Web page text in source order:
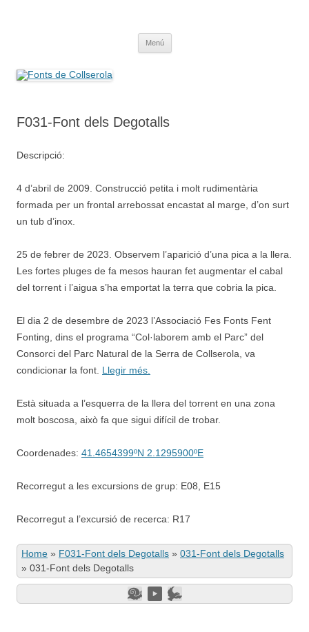
Menú
F031-Font dels Degotalls
Descripció:
4 d’abril de 2009. Construcció petita i molt rudimentària
formada per un frontal arrebossat encastat al marge, d’on surt
un tub d’inox.
25 de febrer de 2023. Observem l’aparició d’una pica a la llera.
Les fortes pluges de fa mesos hauran fet augmentar el cabal
del torrent i l’aigua s’ha emportat la terra que cobria la pica.
El dia 2 de desembre de 2023 l’Associació Fes Fonts Fent
Fonting, dins el programa “Col·laborem amb el Parc” del
Consorci del Parc Natural de la Serra de Collserola, va
condicionar la font. Llegir més.
Està situada a l’esquerra de la llera del torrent en una zona
molt boscosa, això fa que sigui difícil de trobar.
Coordenades: 41.4654399ºN 2.1295900ºE
Recorregut a les excursions de grup: E08, E15
Recorregut a l’excursió de recerca: R17
Home » F031-Font dels Degotalls » 031-Font dels Degotalls
» 031-Font dels Degotalls